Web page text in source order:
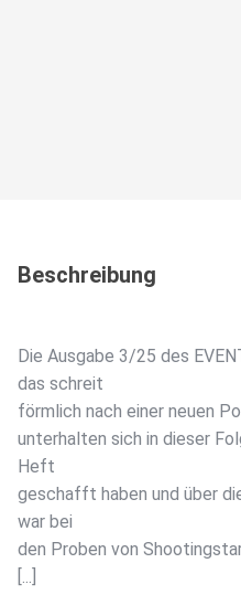
Beschreibung
Die Ausgabe 3/25 des
das schreit
förmlich nach einer neuen
unterhalten sich in dieser
Heft
geschafft haben und über
war bei
den Proben von
[...]